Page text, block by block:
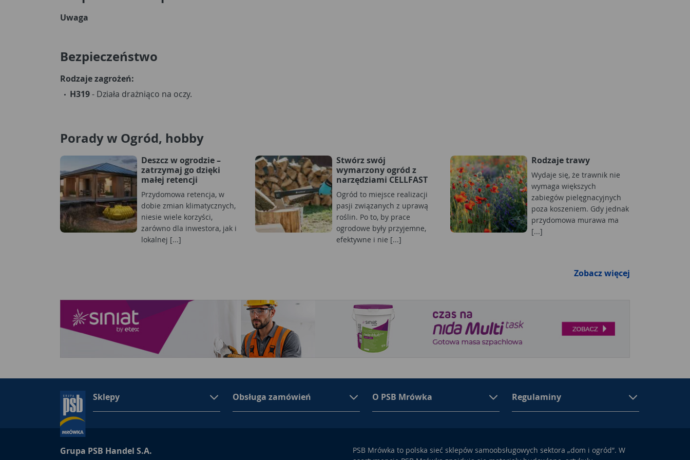
Uwaga
Bezpieczeństwo
Rodzaje zagrożeń:
H319- Działa drażniąco na oczy.
Porady w Ogród, hobby
Deszcz w ogrodzie –
zatrzymaj go dzięki
małej retencji
Przydomowa retencja, w
dobie zmian klimatycznych,
niesie wiele korzyści,
zarówno dla inwestora, jak i
lokalnej [...]
Stwórz swój
wymarzony ogród z
narzędziami CELLFAST
Ogród to miejsce realizacji
pasji związanych z uprawą
roślin. Po to, by prace
ogrodowe były przyjemne,
efektywne i nie [...]
Rodzaje trawy
Wydaje się, że trawnik nie
wymaga większych
zabiegów pielęgnacyjnych
poza koszeniem. Gdy jednak
przydomowa murawa ma
[...]
Zobacz więcej
Sklepy Obsługa zamówień O PSB Mrówka Regulaminy
Grupa PSB Handel S.A.
PSB Mrówka to polska sieć sklepów samoobsługowych sektora „dom i ogród”. W